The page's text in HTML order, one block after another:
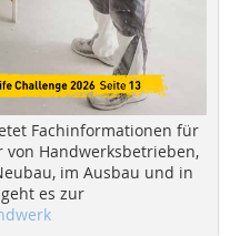
Fachinformationen für
Handwerksbetrieben,
im Ausbau und in
es zur